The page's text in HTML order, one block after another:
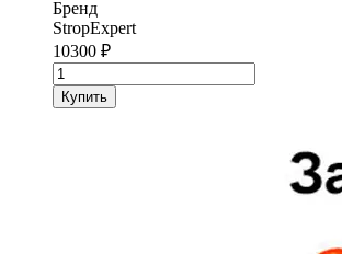
Бренд
StropExpert
10300 ₽
Количество
товара
Строп
Купить